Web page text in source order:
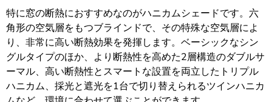
特に窓の断熱におすすめなのがハニカムシェードです。六
角形の空気層をもつブラインドで、その特殊な空気層によ
り、非常に高い断熱効果を発揮します。ベーシックなシン
グルタイプのほか、より断熱性を高めた2層構造のダブルサ
ーマル、高い断熱性とスマートな設置を両立したトリプル
ハニカム、採光と遮光を1台で切り替えられるツインハニカ